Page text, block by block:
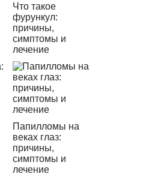
Что такое
фурункул:
причины,
симптомы и
лечение
Папилломы на
веках глаз:
причины,
симптомы и
лечение